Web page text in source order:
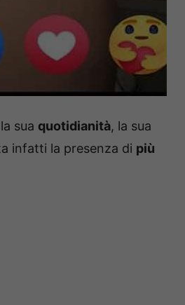
sua quotidianità, la sua
infatti la presenza di più